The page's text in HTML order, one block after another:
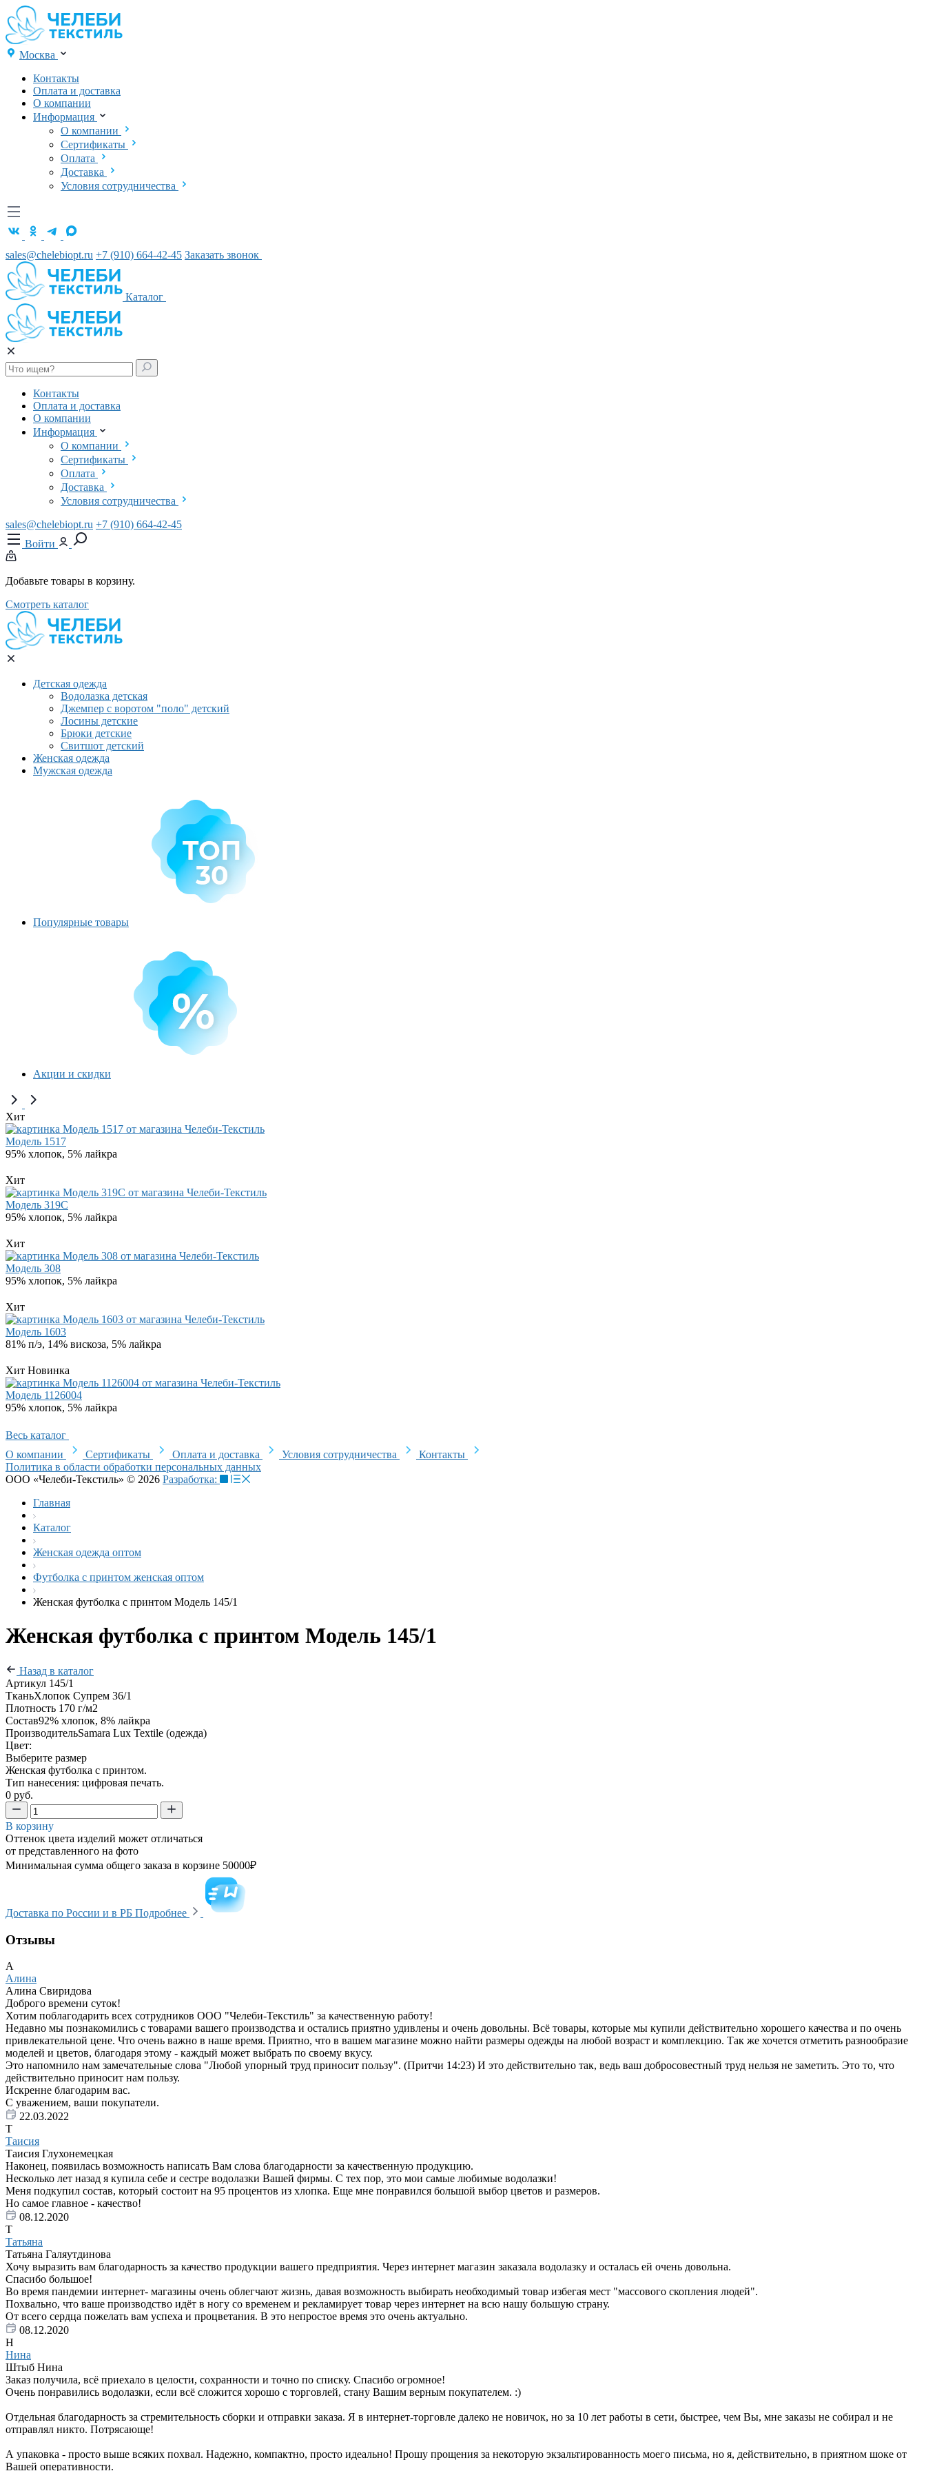
Москва
Контакты
Оплата и доставка
О компании
Информация
О компании
Сертификаты
Оплата
Доставка
Условия сотрудничества
sales@chelebiopt.ru +7 (910) 664-42-45 Заказать звонок
Каталог
Контакты
Оплата и доставка
О компании
Информация
О компании
Сертификаты
Оплата
Доставка
Условия сотрудничества
sales@chelebiopt.ru +7 (910) 664-42-45
Войти
Добавьте товары в корзину.
Смотреть каталог
Детская одежда
Водолазка детская
Джемпер с воротом "поло" детский
Лосины детские
Брюки детские
Свитшот детский
Женская одежда
Мужская одежда
Популярные товары
Акции и скидки
Хит
Модель 1517
95% хлопок, 5% лайкра
Хит
Модель 319C
95% хлопок, 5% лайкра
Хит
Модель 308
95% хлопок, 5% лайкра
Хит
Модель 1603
81% п/э, 14% вискоза, 5% лайкра
Хит Новинка
Модель 1126004
95% хлопок, 5% лайкра
Весь каталог
О компании
Сертификаты Оплата и доставка Условия сотрудничества
Контакты
Политика в области обработки персональных данных
ООО «Челеби-Текстиль» © 2026 Разработка:
Главная
Каталог
Женская одежда оптом
Футболка с принтом женская оптом
Женская футболка с принтом Модель 145/1
Женская футболка с принтом Модель 145/1
Назад в каталог
Артикул 145/1
ТканьХлопок Супрем 36/1
Плотность 170 г/м2
Состав92% хлопок, 8% лайкра
ПроизводительSamara Lux Textile (одежда)
Цвет:
Выберите размер
Женская футболка с принтом.
Тип нанесения: цифровая печать.
0 руб.
В корзину
Оттенок цвета изделий может отличаться
от представленного на фото
Минимальная сумма общего заказа в корзине 50000₽
Доставка по России и в РБ Подробнее
Отзывы
А
Алина
Алина Свиридова
Доброго времени суток!
Хотим поблагодарить всех сотрудников ООО "Челеби-Текстиль" за качественную работу!
Недавно мы познакомились с товарами вашего производства и остались приятно удивлены и очень довольны. Всё товары, которые мы купили действительно хорошего качества и по очень
привлекательной цене. Что очень важно в наше время. Приятно, что в вашем магазине можно найти размеры одежды на любой возраст и комплекцию. Так же хочется отметить разнообразие
моделей и цветов, благодаря этому - каждый может выбрать по своему вкусу.
Это напомнило нам замечательные слова "Любой упорный труд приносит пользу". (Притчи 14:23) И это действительно так, ведь ваш добросовестный труд нельзя не заметить. Это то, что
действительно приносит нам пользу.
Искренне благодарим вас.
С уважением, ваши покупатели.
22.03.2022
Т
Таисия
Таисия Глухонемецкая
Наконец, появилась возможность написать Вам слова благодарности за качественную продукцию.
Несколько лет назад я купила себе и сестре водолазки Вашей фирмы. С тех пор, это мои самые любимые водолазки!
Меня подкупил состав, который состоит на 95 процентов из хлопка. Еще мне понравился большой выбор цветов и размеров.
Но самое главное - качество!
08.12.2020
Т
Татьяна
Татьяна Галяутдинова
Хочу выразить вам благодарность за качество продукции вашего предприятия. Через интернет магазин заказала водолазку и осталась ей очень довольна.
Спасибо большое!
Во время пандемии интернет- магазины очень облегчают жизнь, давая возможность выбирать необходимый товар избегая мест "массового скопления людей".
Похвально, что ваше производство идёт в ногу со временем и рекламирует товар через интернет на всю нашу большую страну.
От всего сердца пожелать вам успеха и процветания. В это непростое время это очень актуально.
08.12.2020
Н
Нина
Штыб Нина
Заказ получила, всё приехало в целости, сохранности и точно по списку. Спасибо огромное!
Очень понравились водолазки, если всё сложится хорошо с торговлей, стану Вашим верным покупателем. :)
Отдельная благодарность за стремительность сборки и отправки заказа. Я в интернет-торговле далеко не новичок, но за 10 лет работы в сети, быстрее, чем Вы, мне заказы не собирал и не
отправлял никто. Потрясающе!
А упаковка - просто выше всяких похвал. Надежно, компактно, просто идеально! Прошу прощения за некоторую экзальтированность моего письма, но я, действительно, в приятном шоке от
Вашей оперативности.